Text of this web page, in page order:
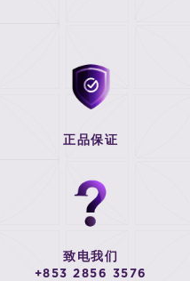
正品保证
致电我们
+853 2856 3576